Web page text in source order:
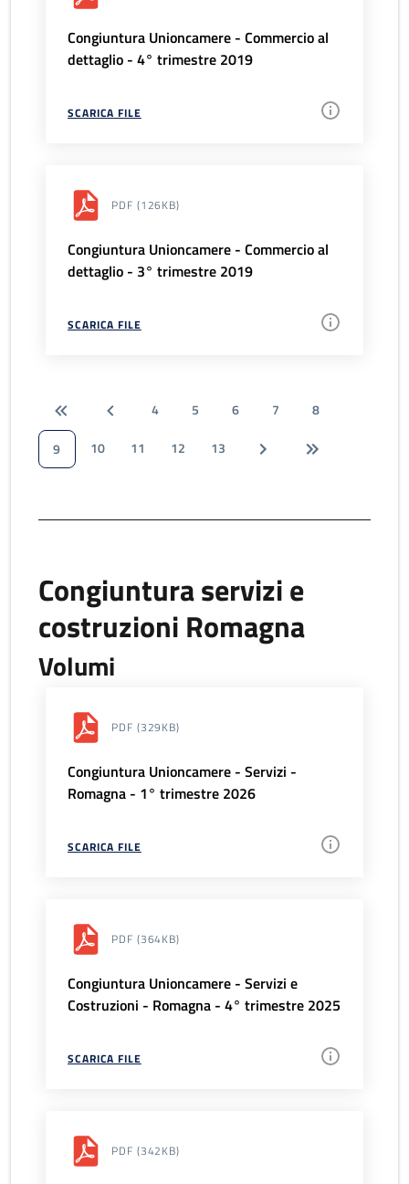
Congiuntura Unioncamere - Commercio al
dettaglio - 4° trimestre 2019
SCARICA FILE
PDF (126KB)
Congiuntura Unioncamere - Commercio al
dettaglio - 3° trimestre 2019
SCARICA FILE
4 5 6 7
8
9
10 11 12 13
Congiuntura servizi e
costruzioni Romagna
Volumi
PDF (329KB)
Congiuntura Unioncamere - Servizi -
Romagna - 1° trimestre 2026
SCARICA FILE
PDF (364KB)
Congiuntura Unioncamere - Servizi e
Costruzioni - Romagna - 4° trimestre 2025
SCARICA FILE
PDF (342KB)